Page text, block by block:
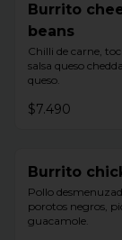
Burrito
beans
Chilli de carne,
salsa queso
queso.
$7.490
Burrito
Pollo
porotos negros,
guacamole.